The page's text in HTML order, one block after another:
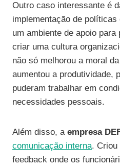
Outro caso interessante é
implementação de políticas
um ambiente de apoio
criar uma cultura
não só melhorou a moral
aumentou a produtividade,
puderam trabalhar em
necessidades pessoais.
Além disso, a empresa
comunicação interna. Criou
feedback onde os